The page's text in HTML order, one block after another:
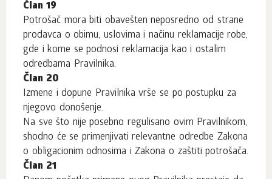
Član 19
Potrošač mora biti obavešten neposredno od strane
prodavca o obimu, uslovima i načinu reklamacije robe,
gde i kome se podnosi reklamacija kao i ostalim
odredbama Pravilnika.
Član 20
Izmene i dopune Pravilnika vrše se po postupku za
njegovo donošenje.
Na sve što nije posebno regulisano ovim Pravilnikom,
shodno će se primenjivati relevantne оdrеdbe Zakonа
o obligacionim odnosima i Zakona o zaštiti potrošača.
Član 21